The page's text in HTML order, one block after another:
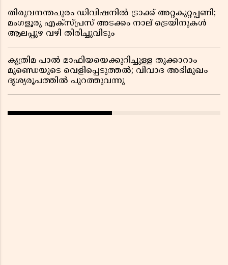
തിരുവനന്തപുരം ഡിവിഷനിൽ ട്രാക്ക് അറ്റകുറ്റപ്പണി;
മംഗളൂരു എക്സ്പ്രസ് അടക്കം നാല് ട്രെയിനുകൾ
ആലപ്പുഴ വഴി തിരിച്ചുവിടും
കൃത്രിമ പാൽ മാഫിയയെക്കുറിച്ചുള്ള തുക്കാറാം
മുണ്ഡെയുടെ വെളിപ്പെടുത്തൽ; വിവാദ അഭിമുഖം
ദൃശ്യരൂപത്തിൽ പുറത്തുവന്നു